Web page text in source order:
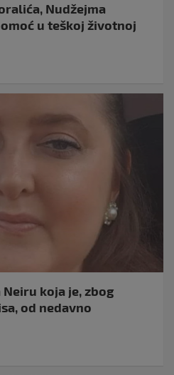
Nudžejma
u teškoj životnoj
Neiru koja je, zbog
od nedavno